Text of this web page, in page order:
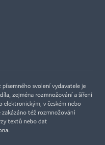
svolení vydavatele je
zejména rozmnožování a šíření
elektronickým, v českém nebo
zakázáno též rozmnožování
textů nebo dat